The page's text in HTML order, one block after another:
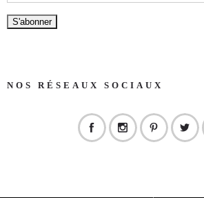
NOS RÉSEAUX SOCIAUX